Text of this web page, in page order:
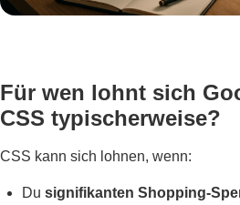
Für wen lohnt sich
CSS typischerweise?
CSS kann sich lohnen, wenn:
Du signifikanten Shopping-